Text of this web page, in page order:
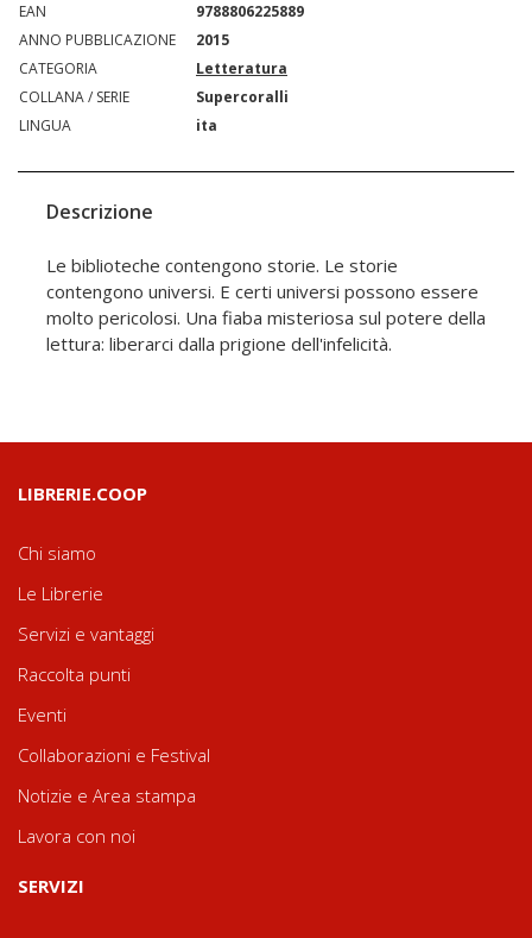
EAN
9788806225889
ANNO PUBBLICAZIONE
2015
CATEGORIA
Letteratura
COLLANA / SERIE
Supercoralli
LINGUA
ita
Descrizione
Le biblioteche contengono storie. Le storie
contengono universi. E certi universi possono essere
molto pericolosi. Una fiaba misteriosa sul potere della
lettura: liberarci dalla prigione dell'infelicità.
LIBRERIE.COOP
Chi siamo
Le Librerie
Servizi e vantaggi
Raccolta punti
Eventi
Collaborazioni e Festival
Notizie e Area stampa
Lavora con noi
SERVIZI